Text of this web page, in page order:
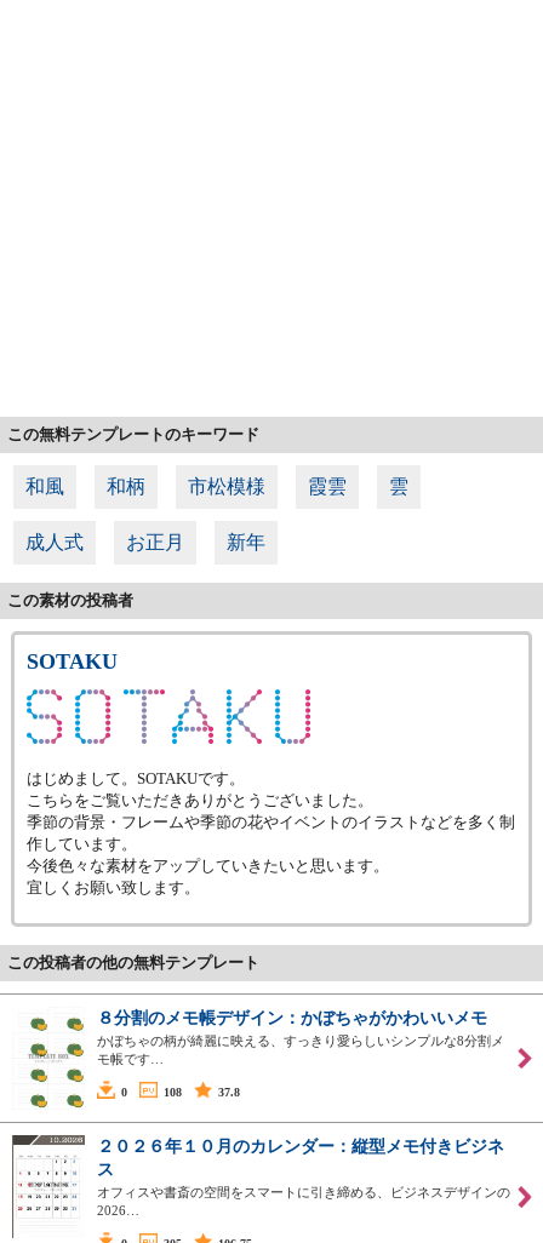
この無料テンプレートのキーワード
和風 和柄 市松模様 霞雲 雲
成人式 お正月 新年
この素材の投稿者
SOTAKU
はじめまして。SOTAKUです。
こちらをご覧いただきありがとうございました。
季節の背景・フレームや季節の花やイベントのイラストなどを多く制
作しています。
今後色々な素材をアップしていきたいと思います。
宜しくお願い致します。
この投稿者の他の無料テンプレート
８分割のメモ帳デザイン：かぼちゃがかわいいメモ
かぼちゃの柄が綺麗に映える、すっきり愛らしいシンプルな8分割メ
モ帳です…
0 108 37.8
２０２６年１０月のカレンダー：縦型メモ付きビジネ
ス
オフィスや書斎の空間をスマートに引き締める、ビジネスデザインの
2026…